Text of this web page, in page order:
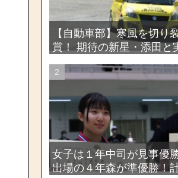
【自動車部】寒風を切り
賞！ 期待の新星・添田と
大会2026
女子は１年中司が見事優
出場の４年森が準優勝！